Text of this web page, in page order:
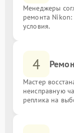
Менеджеры
ремонта Nikon:
условия.
4
Мастер
неисправную
реплика на